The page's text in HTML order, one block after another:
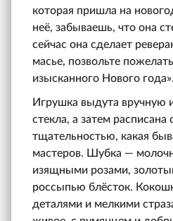
которая пришла на
неё, забываешь, что она
сейчас она сделает
масье, позвольте
изысканного Нового года».
Игрушка выдута вручную
стекла, а затем
тщательностью, какая
мастеров. Шубка —
изящными розами,
россыпью блёсток.
деталями и мелкими